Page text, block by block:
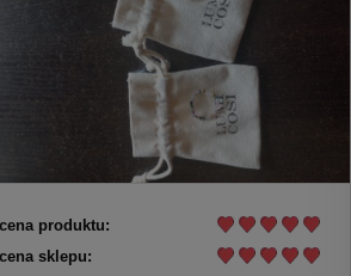
produktu:
sklepu: